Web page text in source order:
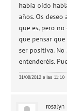
había oído
años. Os deseo
que es, pero
que pensar
ser positiva.
entenderéis.
31/08/2012 a las 11:10
rosalyn